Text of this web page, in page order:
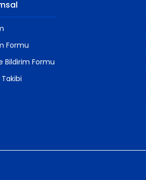
Formu
Bildirim Formu